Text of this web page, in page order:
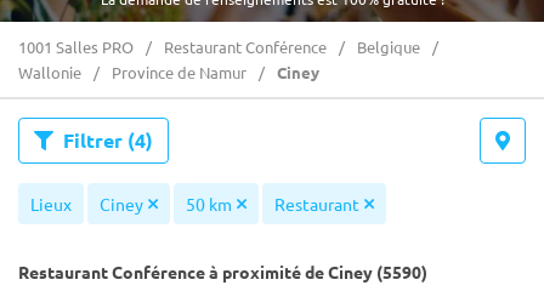
1001 Salles PRO Restaurant Conférence
Belgique
Wallonie
Province de Namur Ciney
Filtrer (4)
Lieux Ciney 50 km Restaurant
Restaurant Conférence à proximité de Ciney (5590)